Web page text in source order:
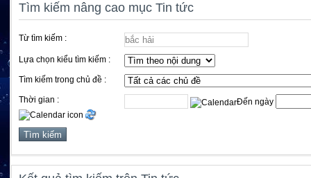
Tìm kiếm nâng cao mục Tin tức
Từ tìm kiếm :
Lựa chọn kiểu tìm kiếm :
Tìm kiếm trong chủ đề :
Thời gian : Đến ngày